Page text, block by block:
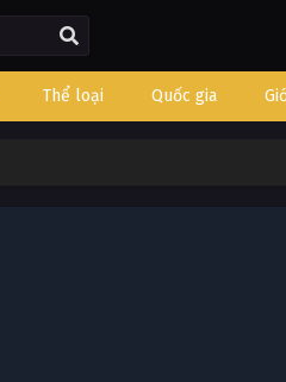
Thể loại Quốc gia